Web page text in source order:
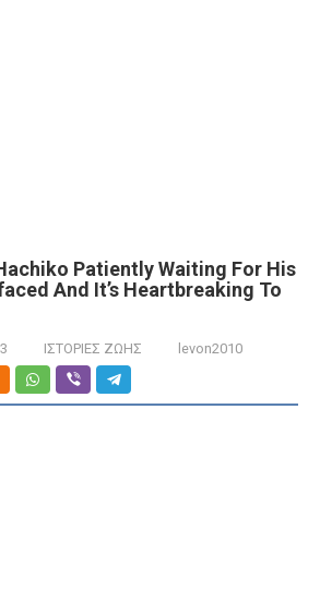
Patiently Waiting For His
And It’s Heartbreaking To
ΙΣΤΟΡΙΕΣ ΖΩΗΣ levon2010